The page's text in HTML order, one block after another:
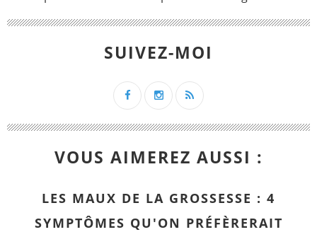
SUIVEZ-MOI
VOUS AIMEREZ AUSSI :
LES MAUX DE LA GROSSESSE : 4
SYMPTÔMES QU'ON PRÉFÈRERAIT